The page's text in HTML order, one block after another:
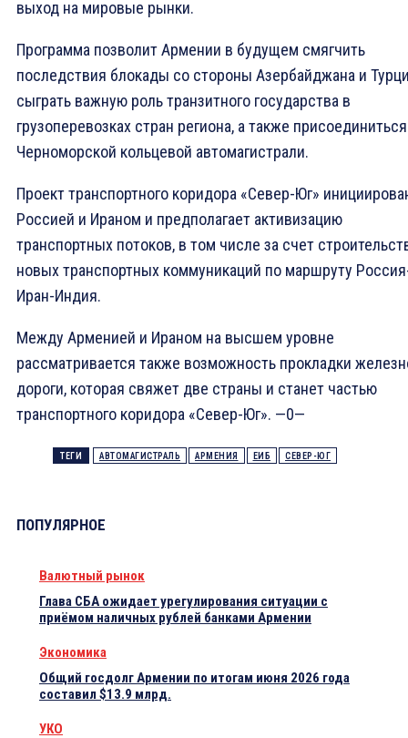
выход на мировые рынки.
Программа позволит Армении в будущем смягчить
последствия блокады со стороны Азербайджана и
сыграть важную роль транзитного государства в
грузоперевозках стран региона, а также
Черноморской кольцевой автомагистрали.
Проект транспортного коридора «Север-Юг»
Россией и Ираном и предполагает активизацию
транспортных потоков, в том числе за счет
новых транспортных коммуникаций по маршруту
Иран-Индия.
Между Арменией и Ираном на высшем уровне
рассматривается также возможность прокладки
дороги, которая свяжет две страны и станет частью
транспортного коридора «Север-Юг». —0—
ТЕГИ АВТОМАГИСТРАЛЬ АРМЕНИЯ ЕИБ СЕВЕР-ЮГ
ПОПУЛЯРНОЕ
Валютный рынок
Глава СБА ожидает урегулирования ситуации с
приёмом наличных рублей банками Армении
Экономика
Общий госдолг Армении по итогам июня 2026 года
составил $13.9 млрд.
УКО